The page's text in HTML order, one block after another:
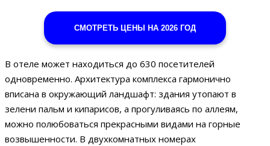
СМОТРЕТЬ ЦЕНЫ НА 2026 ГОД
В отеле может находиться до 630 посетителей
одновременно. Архитектура комплекса гармонично
вписана в окружающий ландшафт: здания утопают в
зелени пальм и кипарисов, а прогуливаясь по аллеям,
можно полюбоваться прекрасными видами на горные
возвышенности. В двухкомнатных номерах